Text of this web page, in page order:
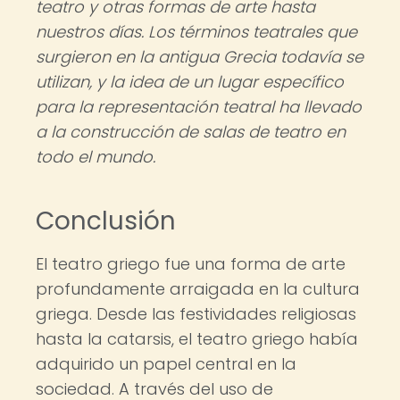
teatro y otras formas de arte hasta
nuestros días. Los términos teatrales que
surgieron en la antigua Grecia todavía se
utilizan, y la idea de un lugar específico
para la representación teatral ha llevado
a la construcción de salas de teatro en
todo el mundo.
Conclusión
El teatro griego fue una forma de arte
profundamente arraigada en la cultura
griega. Desde las festividades religiosas
hasta la catarsis, el teatro griego había
adquirido un papel central en la
sociedad. A través del uso de